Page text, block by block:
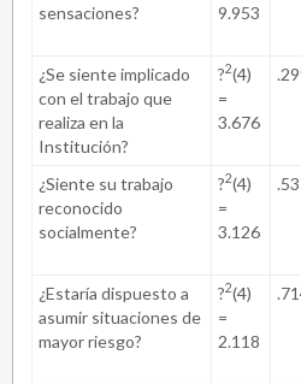
sensaciones?
9.953
¿Se siente implicado
con el trabajo que
realiza en la
Institución?
?2(4)
=
3.676
¿Siente su trabajo
reconocido
socialmente?
?2(4)
=
3.126
¿Estaría dispuesto a
asumir situaciones de
mayor riesgo?
?2(4)
=
2.118